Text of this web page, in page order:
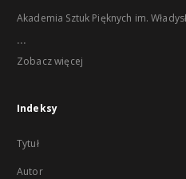
Akademia Sztuk Pięknych im.
...
Zobacz więcej
Indeksy
Tytuł
Autor